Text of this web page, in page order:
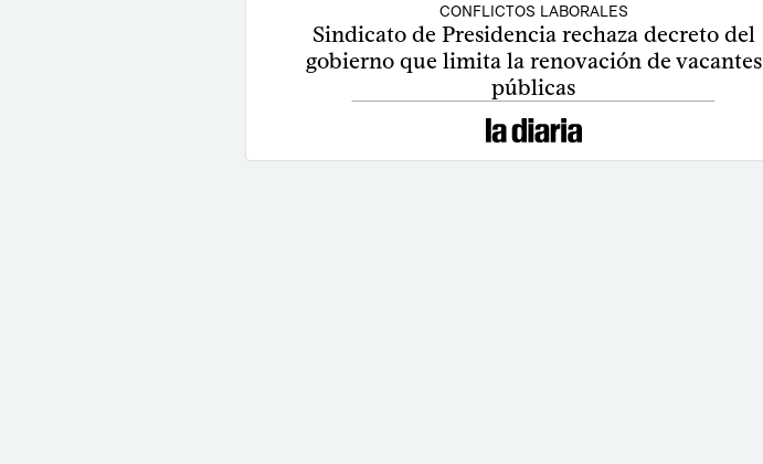
CONFLICTOS LABORALES
Sindicato de Presidencia rechaza decreto del
gobierno que limita la renovación de vacantes
públicas